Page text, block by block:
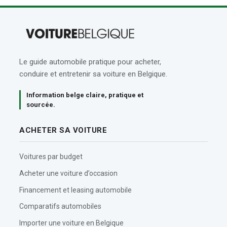
Le guide automobile pratique pour acheter,
conduire et entretenir sa voiture en Belgique.
Information belge claire, pratique et
sourcée.
ACHETER SA VOITURE
Voitures par budget
Acheter une voiture d’occasion
Financement et leasing automobile
Comparatifs automobiles
Importer une voiture en Belgique